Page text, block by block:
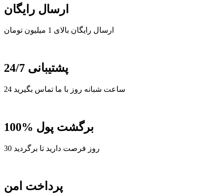
ارسال رایگان
ارسال رایگان بالای 1 میلیون تومان
پشتیبانی 24/7
24 ساعت شبانه روز با ما تماس بگیرید
100% برگشت پول
30 روز فرصت دارید تا برگردید
پرداخت امن